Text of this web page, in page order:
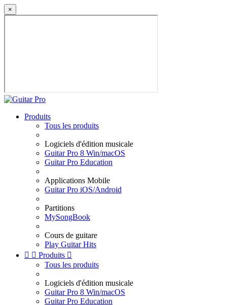
×
Produits
Tous les produits
Logiciels d'édition musicale
Guitar Pro 8 Win/macOS
Guitar Pro Education
Applications Mobile
Guitar Pro iOS/Android
Partitions
MySongBook
Cours de guitare
Play Guitar Hits
  Produits 
Tous les produits
Logiciels d'édition musicale
Guitar Pro 8 Win/macOS
Guitar Pro Education